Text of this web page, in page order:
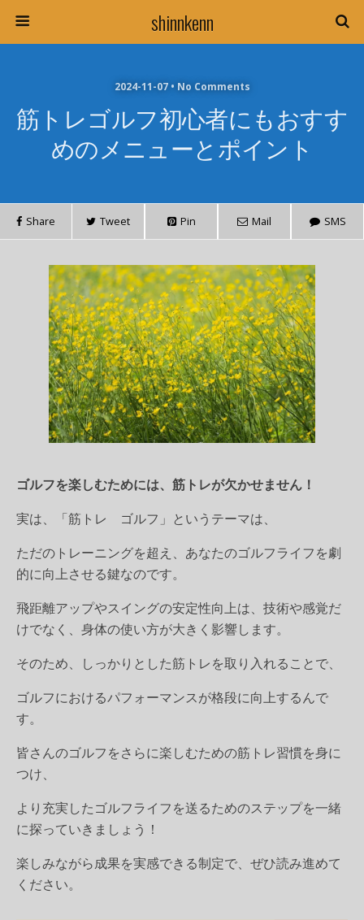
shinnkenn
2024-11-07 • No Comments
筋トレゴルフ初心者にもおすす
めのメニューとポイント
Share Tweet Pin Mail SMS
ゴルフを楽しむためには、筋トレが欠かせません！
実は、
「筋トレ ゴルフ」 というテーマは、
ただのトレーニングを超え、あなたのゴルフライフを劇
的に向上させる鍵なのです。
飛距離アップやスイングの安定性向上は、技術や感覚だ
けでなく、身体の使い方が大きく影響します。
そのため、しっかりとした筋トレを取り入れることで、
ゴルフにおけるパフォーマンスが格段に向上するんで
す。
皆さんのゴルフをさらに楽しむための筋トレ習慣を身に
つけ、
より充実したゴルフライフを送るためのステップを一緒
に探っていきましょう！
楽しみながら成果を実感できる制定で、ぜひ読み進めて
ください。